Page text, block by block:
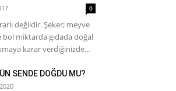
0
değildir. Şeker; meyve
miktarda gıdada doğal
karar verdiğinizde...
SENDE DOĞDU MU?